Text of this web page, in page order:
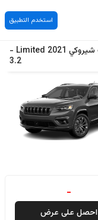
استخدم التطبيق
شيروكي 2021
Limited
-
3.2
-
احصل على عرض